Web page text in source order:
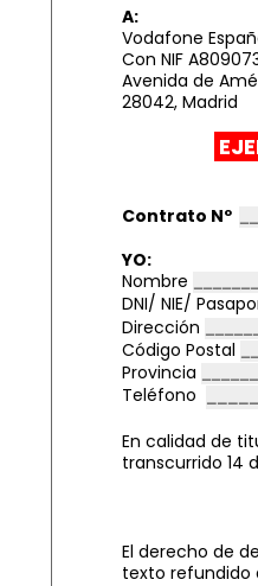
A:
Vodafone
Con NIF
Avenida de
28042, Madrid
Contrato Nº
YO:
Nombre
DNI/ NIE/
Dirección
Código Postal
Provincia
Teléfono
En calidad de
transcurrido 14
El derecho de
texto refundido